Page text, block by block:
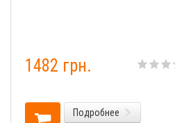
1482 грн.
Подробнее